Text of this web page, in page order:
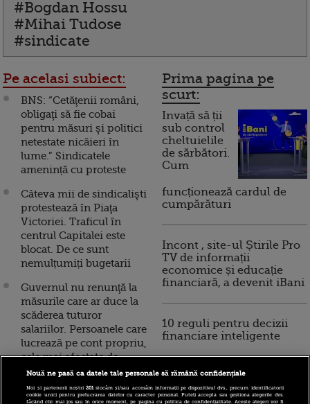
#Bogdan Hossu
#Mihai Tudose
#sindicate
Pe acelasi subiect:
BNS: “Cetăţenii români,
obligaţi să fie cobai
pentru măsuri şi politici
netestate nicăieri în
lume.” Sindicatele
amenință cu proteste
Câteva mii de sindicalişti
protestează în Piaţa
Victoriei. Traficul în
centrul Capitalei este
blocat. De ce sunt
nemulțumiți bugetarii
Guvernul nu renunţă la
măsurile care ar duce la
scăderea tuturor
salariilor. Persoanele care
lucrează pe cont propriu,
cele mai afectate de
transferul contributiilor
Cât ar putea pierde
Prima pagina pe
scurt:
Invață să ții
sub control
cheltuielile
de sărbători.
Cum
funcționează cardul de
cumpărături
Incont , site-ul Știrile Pro
TV de informații
economice și educație
financiară, a devenit iBani
10 reguli pentru decizii
financiare inteligente
Nouă ne pasă ca datele tale personale să rămână confidențiale
Noi și partenerii noștri201stocăm și/sau accesăm informații pe dispozitivul dvs., precum identificatorii
cookie unici pentru prelucrarea datelor cu caracter personal. Puteți accepta sau gestiona alegerile dvs.
făcând clic mai jos sau în orice moment, pe pagina cu politica de confidențialitate. Aceste alegeri vor fi